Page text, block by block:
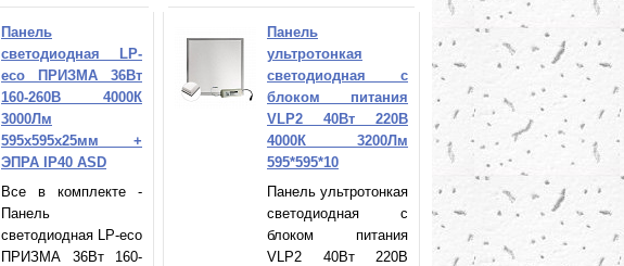
Панель
светодиодная LP-
eco ПРИЗМА 36Вт
160-260В 4000К
3000Лм
595х595х25мм +
ЭПРА IP40 ASD
Все в комплекте -
Панель
светодиодная LP-eco
ПРИЗМА 36Вт 160-
Панель
ультротонкая
светодиодная с
блоком питания
VLP2 40Вт 220В
4000К 3200Лм
595*595*10
Панель ультротонкая
светодиодная с
блоком питания
VLP2 40Вт 220В